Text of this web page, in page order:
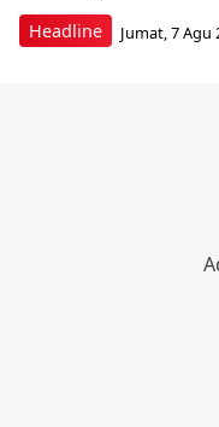
Headline Jumat, 7 Agu